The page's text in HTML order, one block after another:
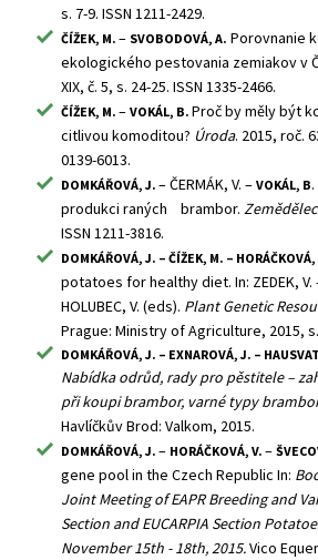
s. 7-9. ISSN 1211-2429.
ČÍŽEK, M. – SVOBODOVÁ, A. Porovnanie
ekologického pestovania zemiakov v
XIX, č. 5, s. 24-25. ISSN 1335-2466.
ČÍŽEK, M. – VOKÁL, B. Proč by měly být
citlivou komoditou? Úroda. 2015, roč.
0139-6013.
DOMKÁŘOVÁ, J. – ČERMÁK, V. – VOKÁL, B
produkci raných brambor. Zemědělec
ISSN 1211-3816.
DOMKÁŘOVÁ, J. – ČÍŽEK, M. – HORÁČKOVÁ,
potatoes for healthy diet. In: ZEDEK, V.
HOLUBEC, V. (eds). Plant Genetic
Prague: Ministry of Agriculture, 2015,
DOMKÁŘOVÁ, J. – EXNAROVÁ, J. –
Nabídka odrůd, rady pro pěstitele –
při koupi brambor, varné typy
Havlíčkův Brod: Valkom, 2015.
DOMKÁŘOVÁ, J. – HORÁČKOVÁ, V. –
gene pool in the Czech Republic In:
Joint Meeting of EAPR Breeding and
Section and EUCARPIA Section
November 15th - 18th, 2015.Vico